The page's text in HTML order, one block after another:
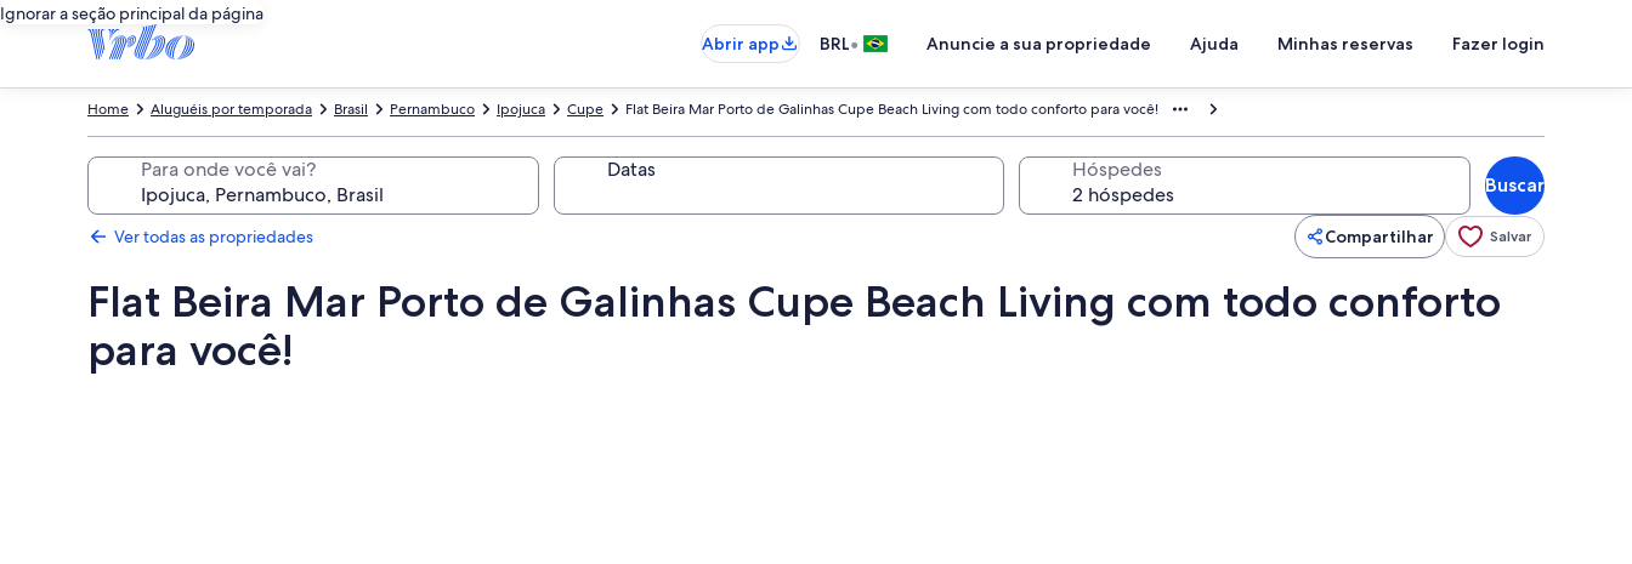
Ignorar a seção principal da página
Abrir app
BRL• Anuncie a sua propriedade Ajuda Minhas reservas Fazer login
Flat Beira Mar Porto de Galinhas Cupe Beach Living com todo conforto para você!
Cupe
Ipojuca
Pernambuco
Brasil
Aluguéis por temporada
Home
Para onde você vai? Datas Hóspedes
Buscar
Ver todas as propriedades Compartilhar Salvar
Flat Beira Mar Porto de Galinhas Cupe Beach Living com todo conforto
para você!